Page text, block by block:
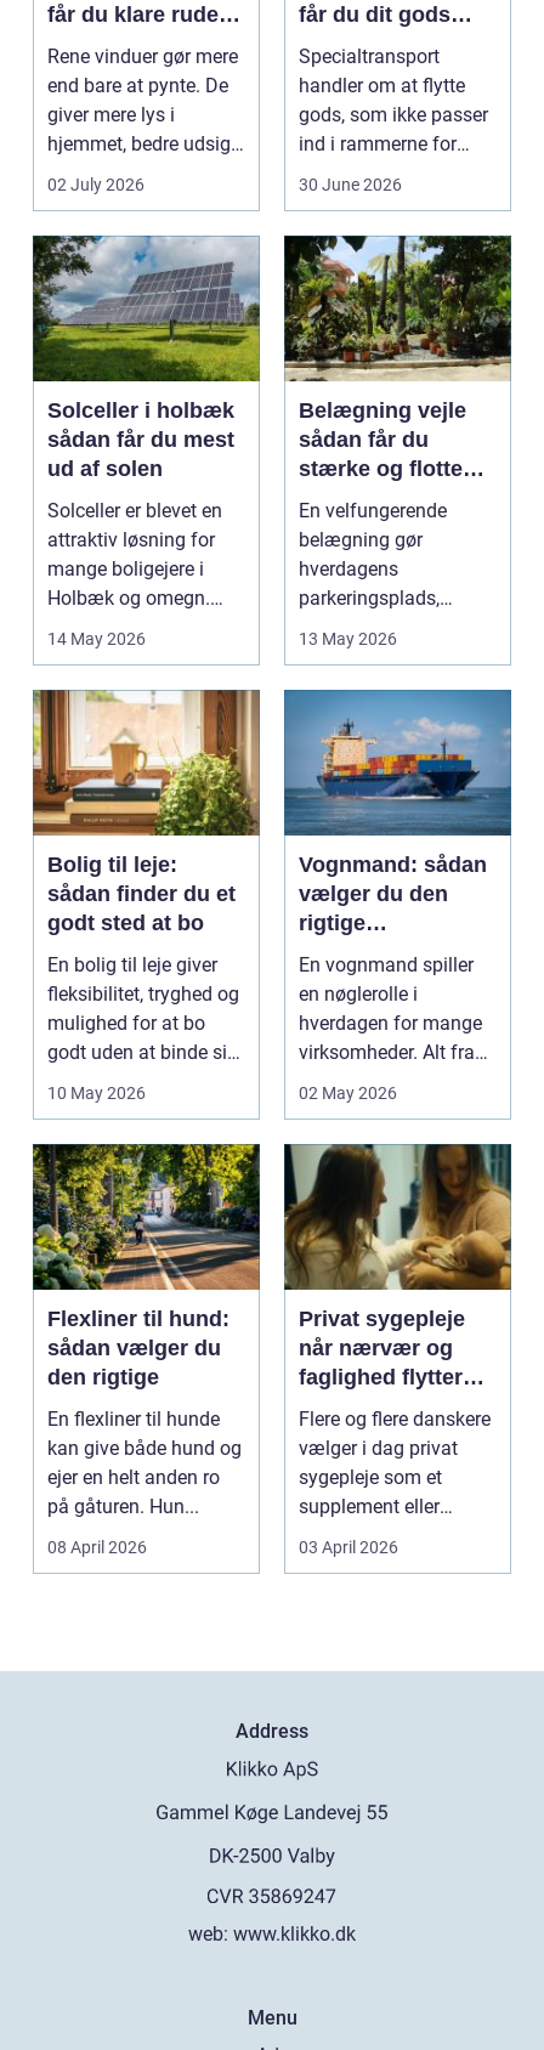
får du klare ruder
året rundt
Rene vinduer gør mere
end bare at pynte. De
giver mere lys i
hjemmet, bedre udsigt
og et p&ae...
02 July 2026
får du dit gods
sikkert frem
Specialtransport
handler om at flytte
gods, som ikke passer
ind i rammerne for
almindelig
30 June 2026
Solceller i holbæk
sådan får du mest
ud af solen
Solceller er blevet en
attraktiv løsning for
mange boligejere i
Holbæk og omegn.
Flere ønsker at sæn...
14 May 2026
Belægning vejle
sådan får du
stærke og flotte
udendørs arealer
En velfungerende
belægning gør
hverdagens
parkeringsplads,
terrasse eller
gårdsplads både pæn
og pra...
13 May 2026
Bolig til leje:
sådan finder du et
godt sted at bo
En bolig til leje giver
fleksibilitet, tryghed og
mulighed for at bo
godt uden at binde sig
ø...
10 May 2026
Vognmand: sådan
vælger du den
rigtige
samarbejdspartner
En vognmand spiller
en nøglerolle i
hverdagen for mange
virksomheder. Alt fra
byggematerialer...
02 May 2026
Flexliner til hund:
sådan vælger du
den rigtige
En flexliner til hunde
kan give både hund og
ejer en helt anden ro
på gåturen. Hun...
08 April 2026
Privat sygepleje
når nærvær og
faglighed flytter
hjem i stuen
Flere og flere danskere
vælger i dag privat
sygepleje som et
supplement eller
alternativ til det off...
03 April 2026
Address
web: www.klikko.dk
Menu